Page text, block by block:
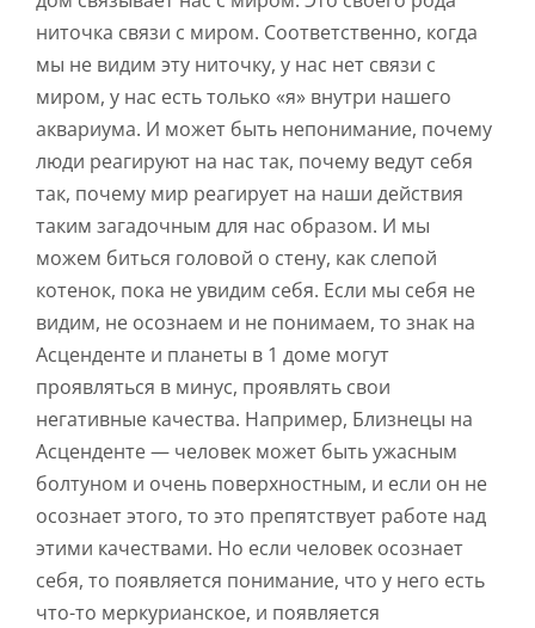
ниточка связи с миром. Соответственно, когда
мы не видим эту ниточку, у нас нет связи с
миром, у нас есть только «я» внутри нашего
аквариума. И может быть непонимание, почему
люди реагируют на нас так, почему ведут себя
так, почему мир реагирует на наши действия
таким загадочным для нас образом. И мы
можем биться головой о стену, как слепой
котенок, пока не увидим себя. Если мы себя не
видим, не осознаем и не понимаем, то знак на
Асценденте и планеты в 1 доме могут
проявляться в минус, проявлять свои
негативные качества. Например, Близнецы на
Асценденте — человек может быть ужасным
болтуном и очень поверхностным, и если он не
осознает этого, то это препятствует работе над
этими качествами. Но если человек осознает
себя, то появляется понимание, что у него есть
что-то меркурианское, и появляется